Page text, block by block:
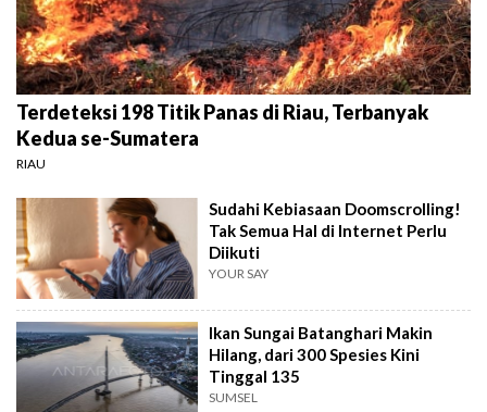
Terdeteksi 198 Titik Panas di Riau, Terbanyak
Kedua se-Sumatera
RIAU
Sudahi Kebiasaan Doomscrolling!
Tak Semua Hal di Internet Perlu
Diikuti
YOUR SAY
Ikan Sungai Batanghari Makin
Hilang, dari 300 Spesies Kini
Tinggal 135
SUMSEL